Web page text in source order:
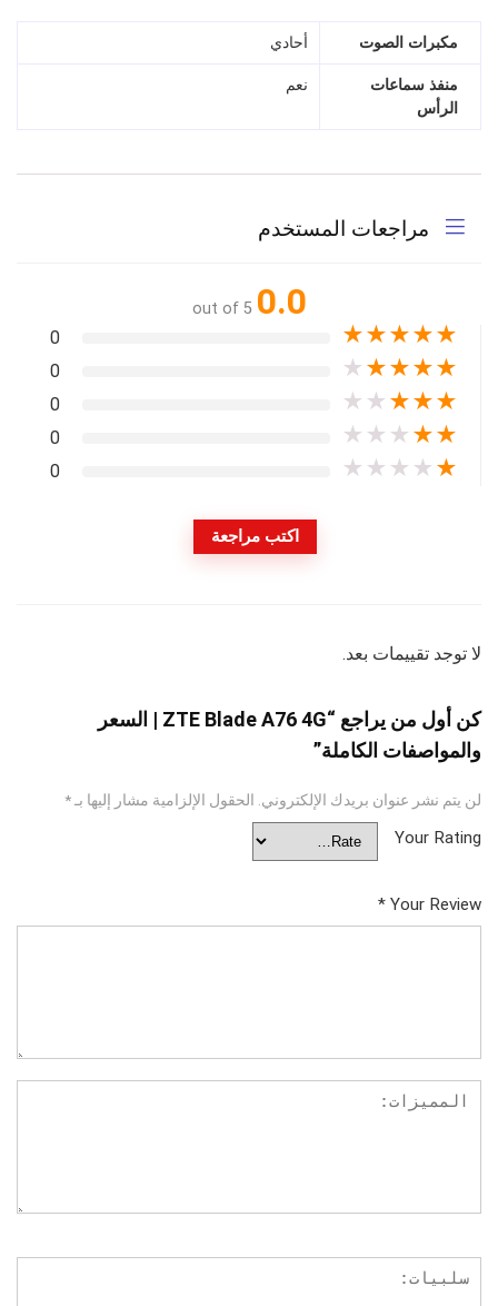
مكبرات الصوت أحادي
منفذ سماعات
الرأس
نعم
مراجعات المستخدم
0.0
out of 5
★
★
★
★
★
0
★
★
★
★
★
0
★
★
★
★
★
0
★
★
★
★
★
0
★
★
★
★
★
0
اكتب مراجعة
لا توجد تقييمات بعد.
كن أول من يراجع “ZTE Blade A76 4G | السعر
والمواصفات الكاملة”
لن يتم نشر عنوان بريدك الإلكتروني. الحقول الإلزامية مشار إليها بـ*
Your Rating
Your Review
*